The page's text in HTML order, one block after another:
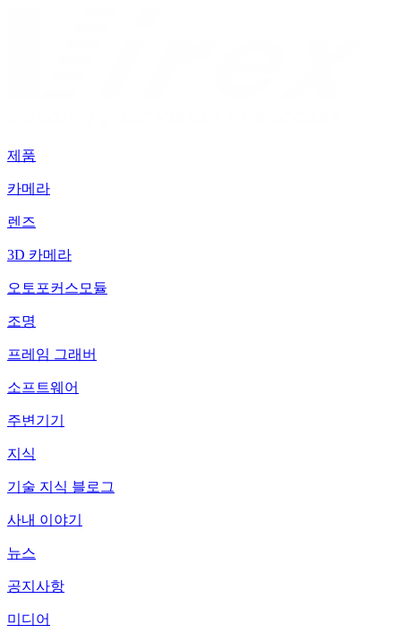
제품
카메라
렌즈
3D 카메라
오토포커스모듈
조명
프레임 그래버
소프트웨어
주변기기
지식
기술 지식 블로그
사내 이야기
뉴스
공지사항
미디어